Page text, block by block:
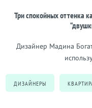
Три спокойных оттенка
Дизайнер Мадина
ДИЗАЙНЕРЫ